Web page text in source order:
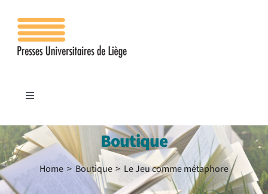
contenu
Toggle
Accueil
Les presses
Boutique
Home Boutique Le Jeu comme métaphore